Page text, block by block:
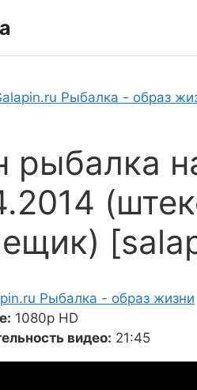
Рыбалка - образ
рыбалка
Рыбалка - образ жизни
1080p HD
видео: 21:45